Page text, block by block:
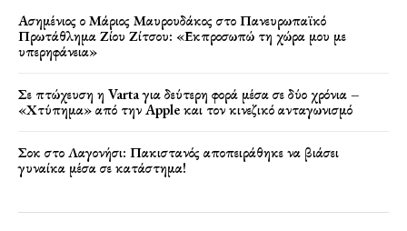
Ασημένιος ο Μάριος Μαυρουδάκος στο Πανευρωπαϊκό
Πρωτάθλημα Ζίου Ζίτσου: «Εκπροσωπώ τη χώρα μου με
υπερηφάνεια»
Σε πτώχευση η Varta για δεύτερη φορά μέσα σε δύο χρόνια –
«Χτύπημα» από την Apple και τον κινεζικό ανταγωνισμό
Σοκ στο Λαγονήσι: Πακιστανός αποπειράθηκε να βιάσει
γυναίκα μέσα σε κατάστημα!